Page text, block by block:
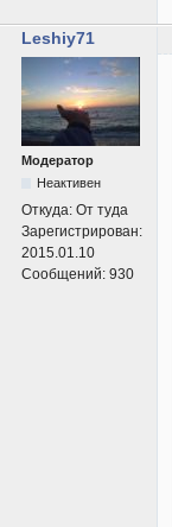
Leshiy71
Модератор
Неактивен
Откуда: От туда
Зарегистрирован:
2015.01.10
Сообщений: 930